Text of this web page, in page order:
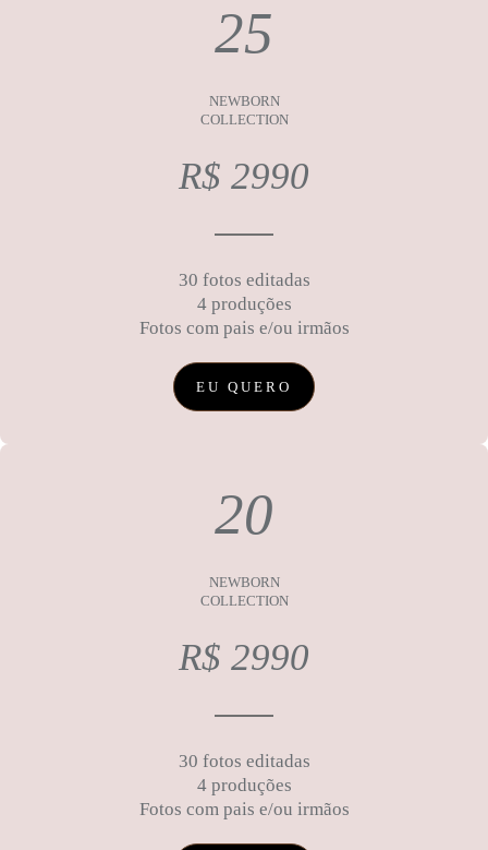
25
NEWBORN
COLLECTION
R$ 2990
30 fotos editadas
4 produções
Fotos com pais e/ou irmãos
EU QUERO
20
NEWBORN
COLLECTION
R$ 2990
30 fotos editadas
4 produções
Fotos com pais e/ou irmãos